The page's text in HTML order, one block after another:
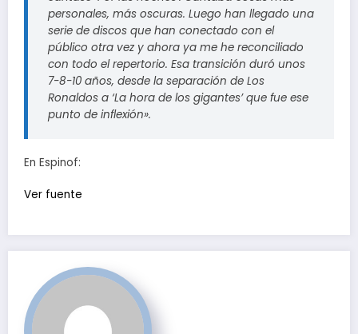
personales, más oscuras. Luego han llegado una
serie de discos que han conectado con el
público otra vez y ahora ya me he reconciliado
con todo el repertorio. Esa transición duró unos
7-8-10 años, desde la separación de Los
Ronaldos a ‘La hora de los gigantes’ que fue ese
punto de inflexión».
En Espinof:
Ver fuente